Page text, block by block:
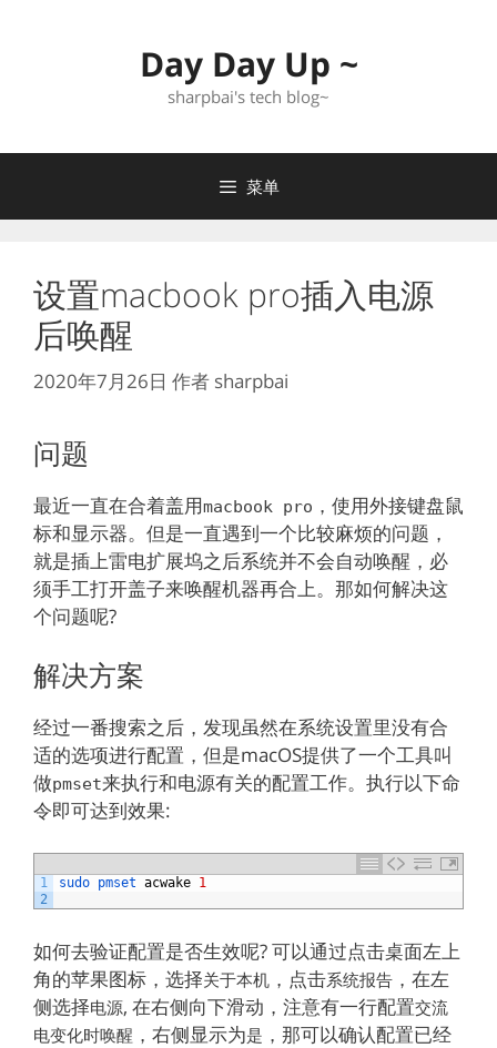
Day Day Up ~
sharpbai's tech blog~
菜单
设置macbook pro插入电源
后唤醒
2020年7月26日 作者 sharpbai
问题
最近一直在合着盖用macbook pro ，使用外接键盘鼠
标和显示器。但是一直遇到一个比较麻烦的问题，
就是插上雷电扩展坞之后系统并不会自动唤醒，必
须手工打开盖子来唤醒机器再合上。那如何解决这
个问题呢?
解决方案
经过一番搜索之后，发现虽然在系统设置里没有合
适的选项进行配置，但是macOS提供了一个工具叫
做pmset来执行和电源有关的配置工作。执行以下命
令即可达到效果:
1
2
sudo pmset acwake 1
如何去验证配置是否生效呢? 可以通过点击桌面左上
角的苹果图标，选择关于本机 ，点击系统报告 ，在左
侧选择电源, 在右侧向下滑动，注意有一行配置交流
电变化时唤醒 ，右侧显示为是 ，那可以确认配置已经